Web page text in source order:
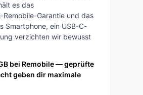
es das
Garantie und das
Smartphone, ein USB-C-
verzichten wir bewusst
bei Remobile — geprüfte
geben dir maximale